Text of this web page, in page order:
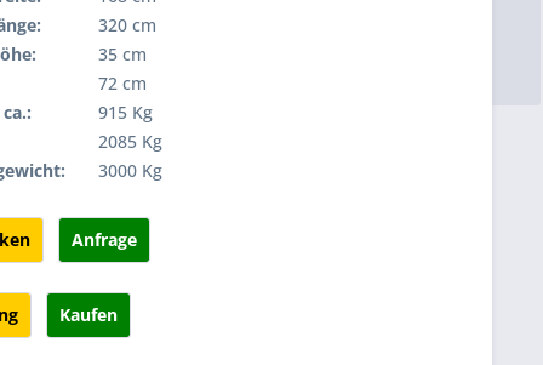
320 cm
35 cm
72 cm
915 Kg
2085 Kg
3000 Kg
Anfrage
Kaufen